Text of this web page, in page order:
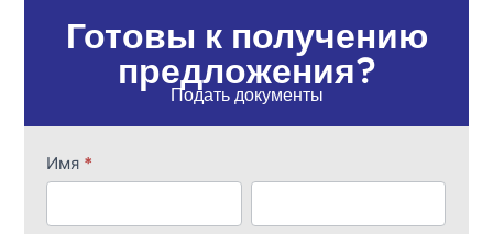
Готовы к получению
предложения?
Подать документы
Цитата
из
перевода
Имя *